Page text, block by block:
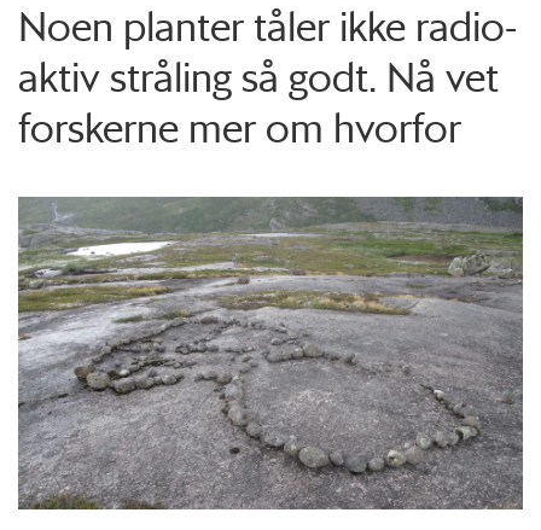
Noen planter tåler ikke radio­
aktiv stråling så godt. Nå vet
forskerne mer om hvorfor